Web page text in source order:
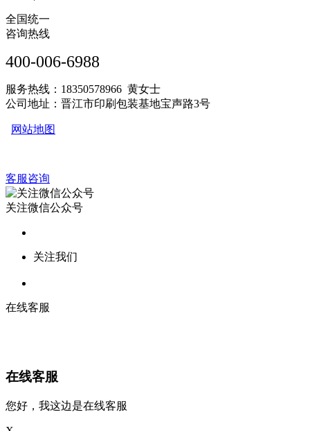
全国统一
咨询热线
400-006-6988
服务热线：18350578966 黄女士
公司地址：晋江市印刷包装基地宝声路3号
网站地图
客服咨询
关注微信公众号
关注我们
在线客服
在线客服
您好，我这边是在线客服